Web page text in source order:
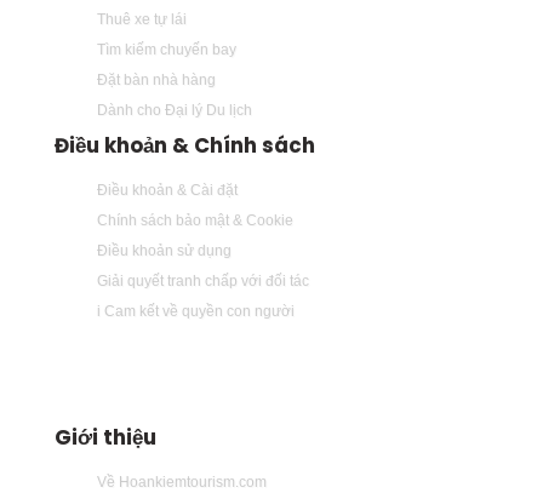
Thuê xe tự lái
Tìm kiếm chuyến bay
Đặt bàn nhà hàng
Dành cho Đại lý Du lịch
Điều khoản & Chính sách
Điều khoản & Cài đặt
Chính sách bảo mật & Cookie
Điều khoản sử dụng
Giải quyết tranh chấp với đối tác
i Cam kết về quyền con người
Giới thiệu
Về Hoankiemtourism.com